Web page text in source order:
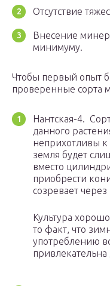
Отсутствие
Внесение
минимуму.
Чтобы первый опыт
проверенные сорта
Нантская-4.
данного
неприхотливы
земля будет
вместо
приобрести
созревает через
Культура
то факт, что
употреблению